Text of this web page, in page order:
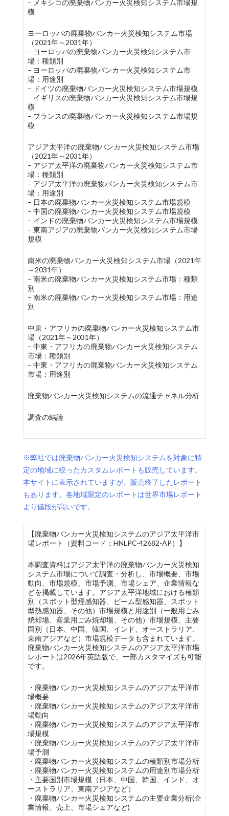
– メキシコの廃棄物バンカー火災検知システム市場規
模
ヨーロッパの廃棄物バンカー火災検知システム市場
（2021年～2031年）
– ヨーロッパの廃棄物バンカー火災検知システム市
場：種類別
– ヨーロッパの廃棄物バンカー火災検知システム市
場：用途別
– ドイツの廃棄物バンカー火災検知システム市場規模
– イギリスの廃棄物バンカー火災検知システム市場規
模
– フランスの廃棄物バンカー火災検知システム市場規
模
アジア太平洋の廃棄物バンカー火災検知システム市場
（2021年～2031年）
– アジア太平洋の廃棄物バンカー火災検知システム市
場：種類別
– アジア太平洋の廃棄物バンカー火災検知システム市
場：用途別
– 日本の廃棄物バンカー火災検知システム市場規模
– 中国の廃棄物バンカー火災検知システム市場規模
– インドの廃棄物バンカー火災検知システム市場規模
– 東南アジアの廃棄物バンカー火災検知システム市場
規模
南米の廃棄物バンカー火災検知システム市場（2021年
～2031年）
– 南米の廃棄物バンカー火災検知システム市場：種類
別
– 南米の廃棄物バンカー火災検知システム市場：用途
別
中東・アフリカの廃棄物バンカー火災検知システム市
場（2021年～2031年）
– 中東・アフリカの廃棄物バンカー火災検知システム
市場：種類別
– 中東・アフリカの廃棄物バンカー火災検知システム
市場：用途別
廃棄物バンカー火災検知システムの流通チャネル分析
調査の結論
※弊社では廃棄物バンカー火災検知システムを対象に特
定の地域に絞ったカスタムレポートも販売しています。
本サイトに表示されていますが、販売終了したレポート
もあります。各地域限定のレポートは世界市場レポート
より値段が高いです。
【廃棄物バンカー火災検知システムのアジア太平洋市
場レポート（資料コード：HNLPC-42682-AP）】
本調査資料はアジア太平洋の廃棄物バンカー火災検知
システム市場について調査・分析し、市場概要、市場
動向、市場規模、市場予測、市場シェア、企業情報な
どを掲載しています。アジア太平洋地域における種類
別（スポット型煙感知器、ビーム型感知器、スポット
型熱感知器、その他）市場規模と用途別（一般用ごみ
焼却場、産業用ごみ焼却場、その他）市場規模、主要
国別（日本、中国、韓国、インド、オーストラリア、
東南アジアなど）市場規模データも含まれています。
廃棄物バンカー火災検知システムのアジア太平洋市場
レポートは2026年英語版で、一部カスタマイズも可能
です。
・廃棄物バンカー火災検知システムのアジア太平洋市
場概要
・廃棄物バンカー火災検知システムのアジア太平洋市
場動向
・廃棄物バンカー火災検知システムのアジア太平洋市
場規模
・廃棄物バンカー火災検知システムのアジア太平洋市
場予測
・廃棄物バンカー火災検知システムの種類別市場分析
・廃棄物バンカー火災検知システムの用途別市場分析
・主要国別市場規模（日本、中国、韓国、インド、オ
ーストラリア、東南アジアなど）
・廃棄物バンカー火災検知システムの主要企業分析(企
業情報、売上、市場シェアなど)